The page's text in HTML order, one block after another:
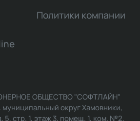
Политики компании
ОБЩЕСТВО "СОФТЛАЙН"
муниципальный округ Хамовники,
5, стр. 1, этаж 3, помещ. 1, ком. №2,